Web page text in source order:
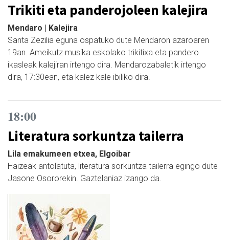
Trikiti eta panderojoleen kalejira
Mendaro | Kalejira
Santa Zezilia eguna ospatuko dute Mendaron azaroaren
19an. Ameikutz musika eskolako trikitixa eta pandero
ikasleak kalejiran irtengo dira. Mendarozabaletik irtengo
dira, 17:30ean, eta kalez kale ibiliko dira.
18:00
Literatura sorkuntza tailerra
Lila emakumeen etxea, Elgoibar
Haizeak antolatuta, literatura sorkuntza tailerra egingo dute
Jasone Osororekin. Gaztelaniaz izango da.